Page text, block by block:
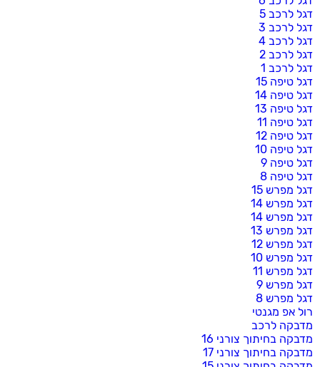
דגל לרכב 5
דגל לרכב 3
דגל לרכב 4
דגל לרכב 2
דגל לרכב 1
דגל טיפה 15
דגל טיפה 14
דגל טיפה 13
דגל טיפה 11
דגל טיפה 12
דגל טיפה 10
דגל טיפה 9
דגל טיפה 8
דגל מפרש 15
דגל מפרש 14
דגל מפרש 14
דגל מפרש 13
דגל מפרש 12
דגל מפרש 10
דגל מפרש 11
דגל מפרש 9
דגל מפרש 8
רול אפ מגנטי
מדבקה לרכב
מדבקה בחיתוך צורני 16
מדבקה בחיתוך צורני 17